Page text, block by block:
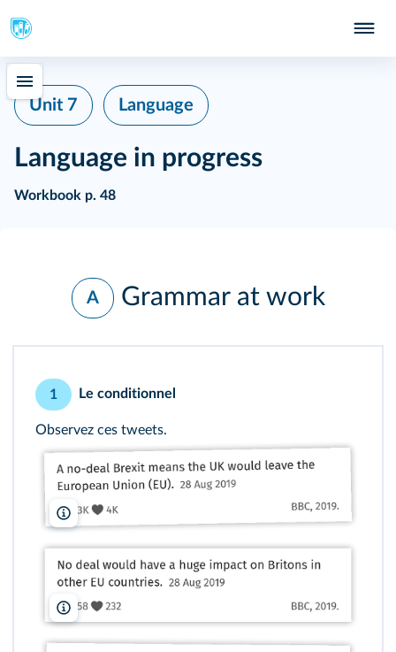
Unit 7 Language
Language in progress
Workbook p. 48
A Grammar at work
1 Le conditionnel
Observez ces tweets.
lelivrescolaire.fr
lelivrescolaire.fr